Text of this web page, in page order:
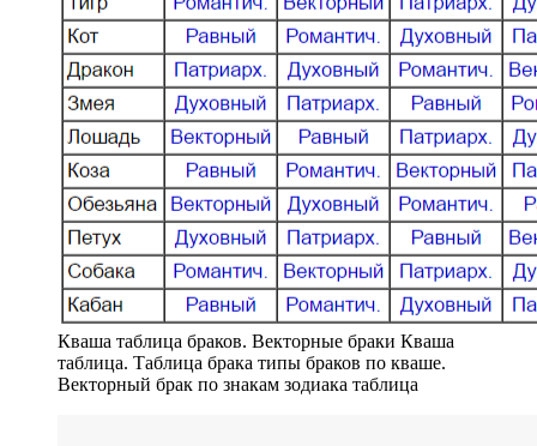
Кваша таблица браков. Векторные браки Кваша
таблица. Таблица брака типы браков по кваше.
Векторный брак по знакам зодиака таблица